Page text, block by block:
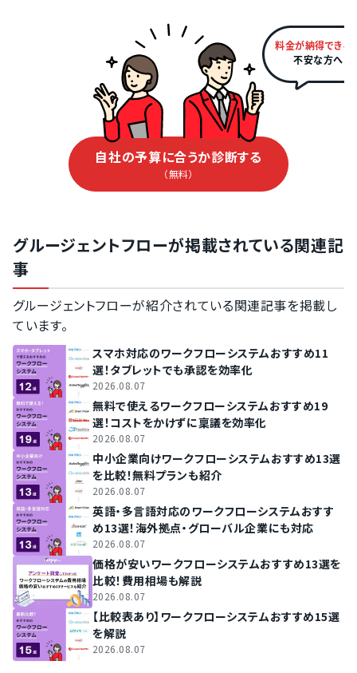
料金が納得できる
不安な方へ
自社の予算に合うか診断する
（無料）
グルージェントフローが掲載されている関連記
事
グルージェントフローが紹介されている関連記事を掲載し
ています。
スマホ対応のワークフローシステムおすすめ11
選！タブレットでも承認を効率化
2026.08.07
無料で使えるワークフローシステムおすすめ19
選！コストをかけずに稟議を効率化
2026.08.07
中小企業向けワークフローシステムおすすめ13選
を比較！無料プランも紹介
2026.08.07
英語・多言語対応のワークフローシステムおすす
め13選！海外拠点・グローバル企業にも対応
2026.08.07
価格が安いワークフローシステムおすすめ13選を
比較！費用相場も解説
2026.08.07
【比較表あり】ワークフローシステムおすすめ15選
を解説
2026.08.07